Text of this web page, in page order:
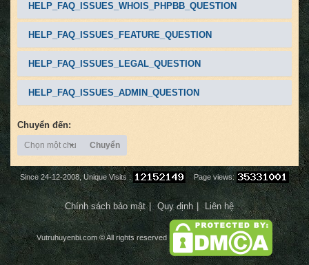
HELP_FAQ_ISSUES_WHOIS_PHPBB_QUESTION
HELP_FAQ_ISSUES_FEATURE_QUESTION
HELP_FAQ_ISSUES_LEGAL_QUESTION
HELP_FAQ_ISSUES_ADMIN_QUESTION
Chuyển đến:
Chọn một chuyên mục
Chuyển
Since 24-12-2008, Unique Visits : Page views:
Chính sách bảo mật Quy định Liên hệ
Vutruhuyenbi.com © All rights reserved